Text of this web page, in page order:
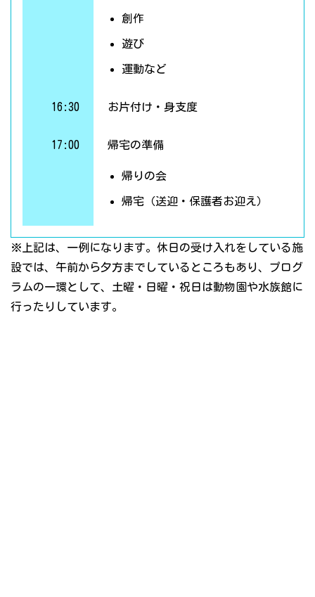
創作
遊び
運動など
16:30 お片付け・身支度
17:00 帰宅の準備
帰りの会
帰宅（送迎・保護者お迎え）
※上記は、一例になります。休日の受け入れをしている施
設では、午前から夕方までしているところもあり、プログ
ラムの一環として、土曜・日曜・祝日は動物園や水族館に
行ったりしています。